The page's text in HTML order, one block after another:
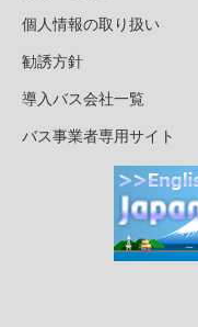
個人情報の取り扱い
勧誘方針
導入バス会社一覧
バス事業者専用サイト